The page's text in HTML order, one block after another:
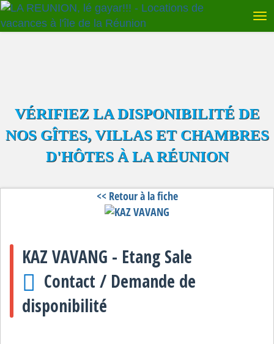
VÉRIFIEZ LA DISPONIBILITÉ DE
NOS GÎTES, VILLAS ET CHAMBRES
D'HÔTES À LA RÉUNION
<< Retour à la fiche
KAZ VAVANG - Etang Sale
Contact / Demande de
disponibilité